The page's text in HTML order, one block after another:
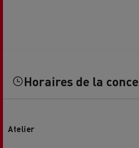
Horaires de la
Atelier